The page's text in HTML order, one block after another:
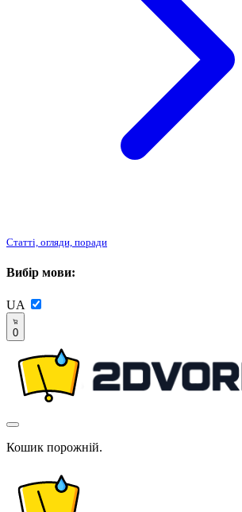
Статті, огляди, поради
Вибір мови:
UA
0
Кошик порожній.